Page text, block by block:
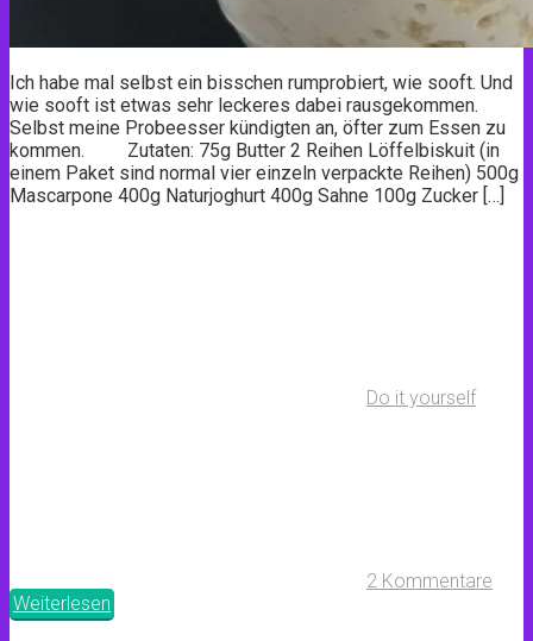
Ich habe mal selbst ein bisschen rumprobiert, wie sooft. Und
wie sooft ist etwas sehr leckeres dabei rausgekommen.
Selbst meine Probeesser kündigten an, öfter zum Essen zu
kommen. Zutaten: 75g Butter 2 Reihen Löffelbiskuit (in
einem Paket sind normal vier einzeln verpackte Reihen) 500g
Mascarpone 400g Naturjoghurt 400g Sahne 100g Zucker […]
Do it yourself
2 Kommentare
Weiterlesen